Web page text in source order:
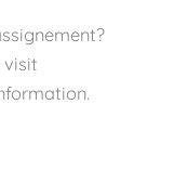
visit